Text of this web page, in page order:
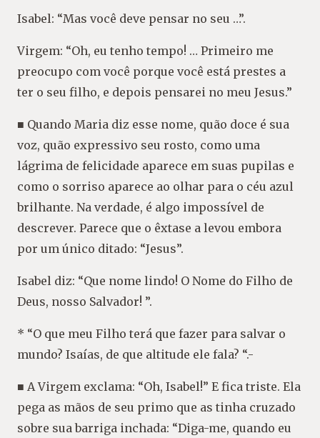
Isabel: “Mas você deve pensar no seu …”.
Virgem: “Oh, eu tenho tempo! … Primeiro me
preocupo com você porque você está prestes a
ter o seu filho, e depois pensarei no meu Jesus.”
■ Quando Maria diz esse nome, quão doce é sua
voz, quão expressivo seu rosto, como uma
lágrima de felicidade aparece em suas pupilas e
como o sorriso aparece ao olhar para o céu azul
brilhante. Na verdade, é algo impossível de
descrever. Parece que o êxtase a levou embora
por um único ditado: “Jesus”.
Isabel diz: “Que nome lindo! O Nome do Filho de
Deus, nosso Salvador! ”.
* “O que meu Filho terá que fazer para salvar o
mundo? Isaías, de que altitude ele fala? “.-
■ A Virgem exclama: “Oh, Isabel!” E fica triste. Ela
pega as mãos de seu primo que as tinha cruzado
sobre sua barriga inchada: “Diga-me, quando eu